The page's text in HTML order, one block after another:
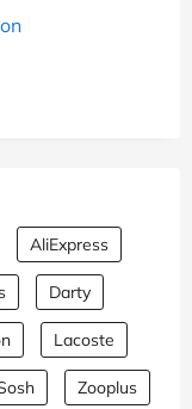
AliExpress
Darty
Lacoste
Zooplus